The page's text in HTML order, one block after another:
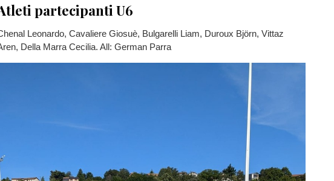
partecipanti U6
Leonardo, Cavaliere Giosuè, Bulgarelli Liam, Duroux Björn, Vittaz
Della Marra Cecilia. All: German Parra